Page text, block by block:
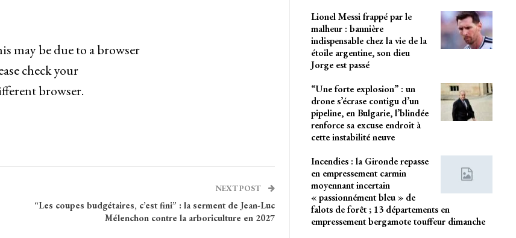
may be due to a browser
check your
browser.
NEXT POST
“Les coupes budgétaires, c’est fini” : la serment de Jean-Luc
Mélenchon contre la arboriculture en 2027
Lionel Messi frappé par le
malheur : bannière
indispensable chez la vie de la
étoile argentine, son dieu
Jorge est passé
“Une forte explosion” : un
drone s’écrase contigu d’un
pipeline, en Bulgarie, l’blindée
renforce sa excuse endroit à
cette instabilité neuve
Incendies : la Gironde repasse
en empressement carmin
moyennant incertain
« passionnément bleu » de
falots de forêt ; 13 départements en
empressement bergamote touffeur dimanche